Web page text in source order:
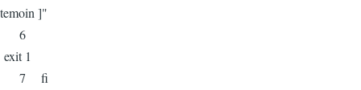
temoin ]"
6
exit 1
7 fi